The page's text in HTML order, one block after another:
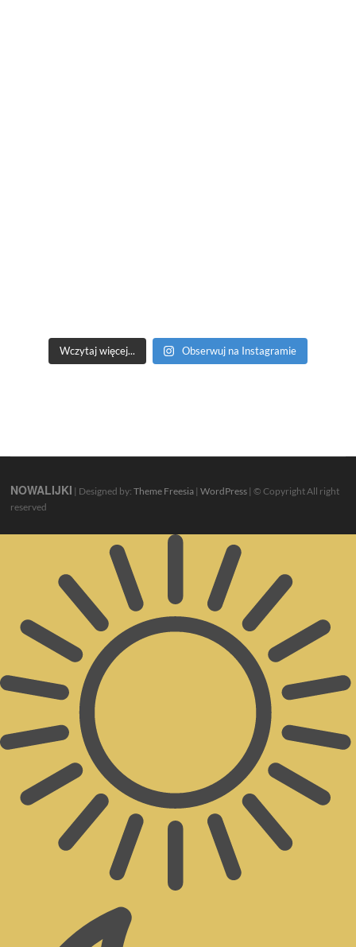
Wczytaj więcej... Obserwuj na Instagramie
NOWALIJKI | Designed by:Theme Freesia |WordPress | © Copyright All right
reserved